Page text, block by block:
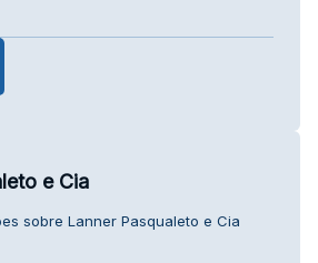
e Cia
sobre Lanner Pasqualeto e Cia